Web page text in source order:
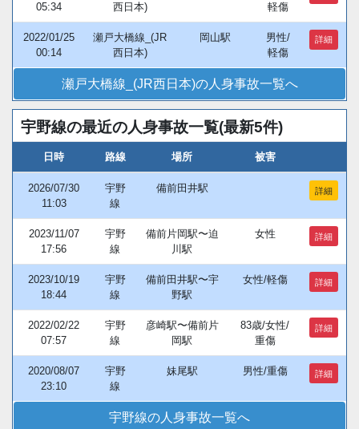
05:34
西日本)
軽傷
2022/01/25
00:14
瀬戸大橋線_(JR
西日本)
岡山駅
男性/
軽傷
詳細
瀬戸大橋線_(JR西日本)の人身事故一覧へ
宇野線の最近の人身事故一覧(最新5件)
日時 路線 場所 被害
2026/07/30
11:03
宇野
線
備前田井駅 詳細
2023/11/07
17:56
宇野
線
備前片岡駅〜迫
川駅
女性 詳細
2023/10/19
18:44
宇野
線
備前田井駅〜宇
野駅
女性/軽傷 詳細
2022/02/22
07:57
宇野
線
彦崎駅〜備前片
岡駅
83歳/女性/
重傷
詳細
2020/08/07
23:10
宇野
線
妹尾駅 男性/重傷 詳細
宇野線の人身事故一覧へ